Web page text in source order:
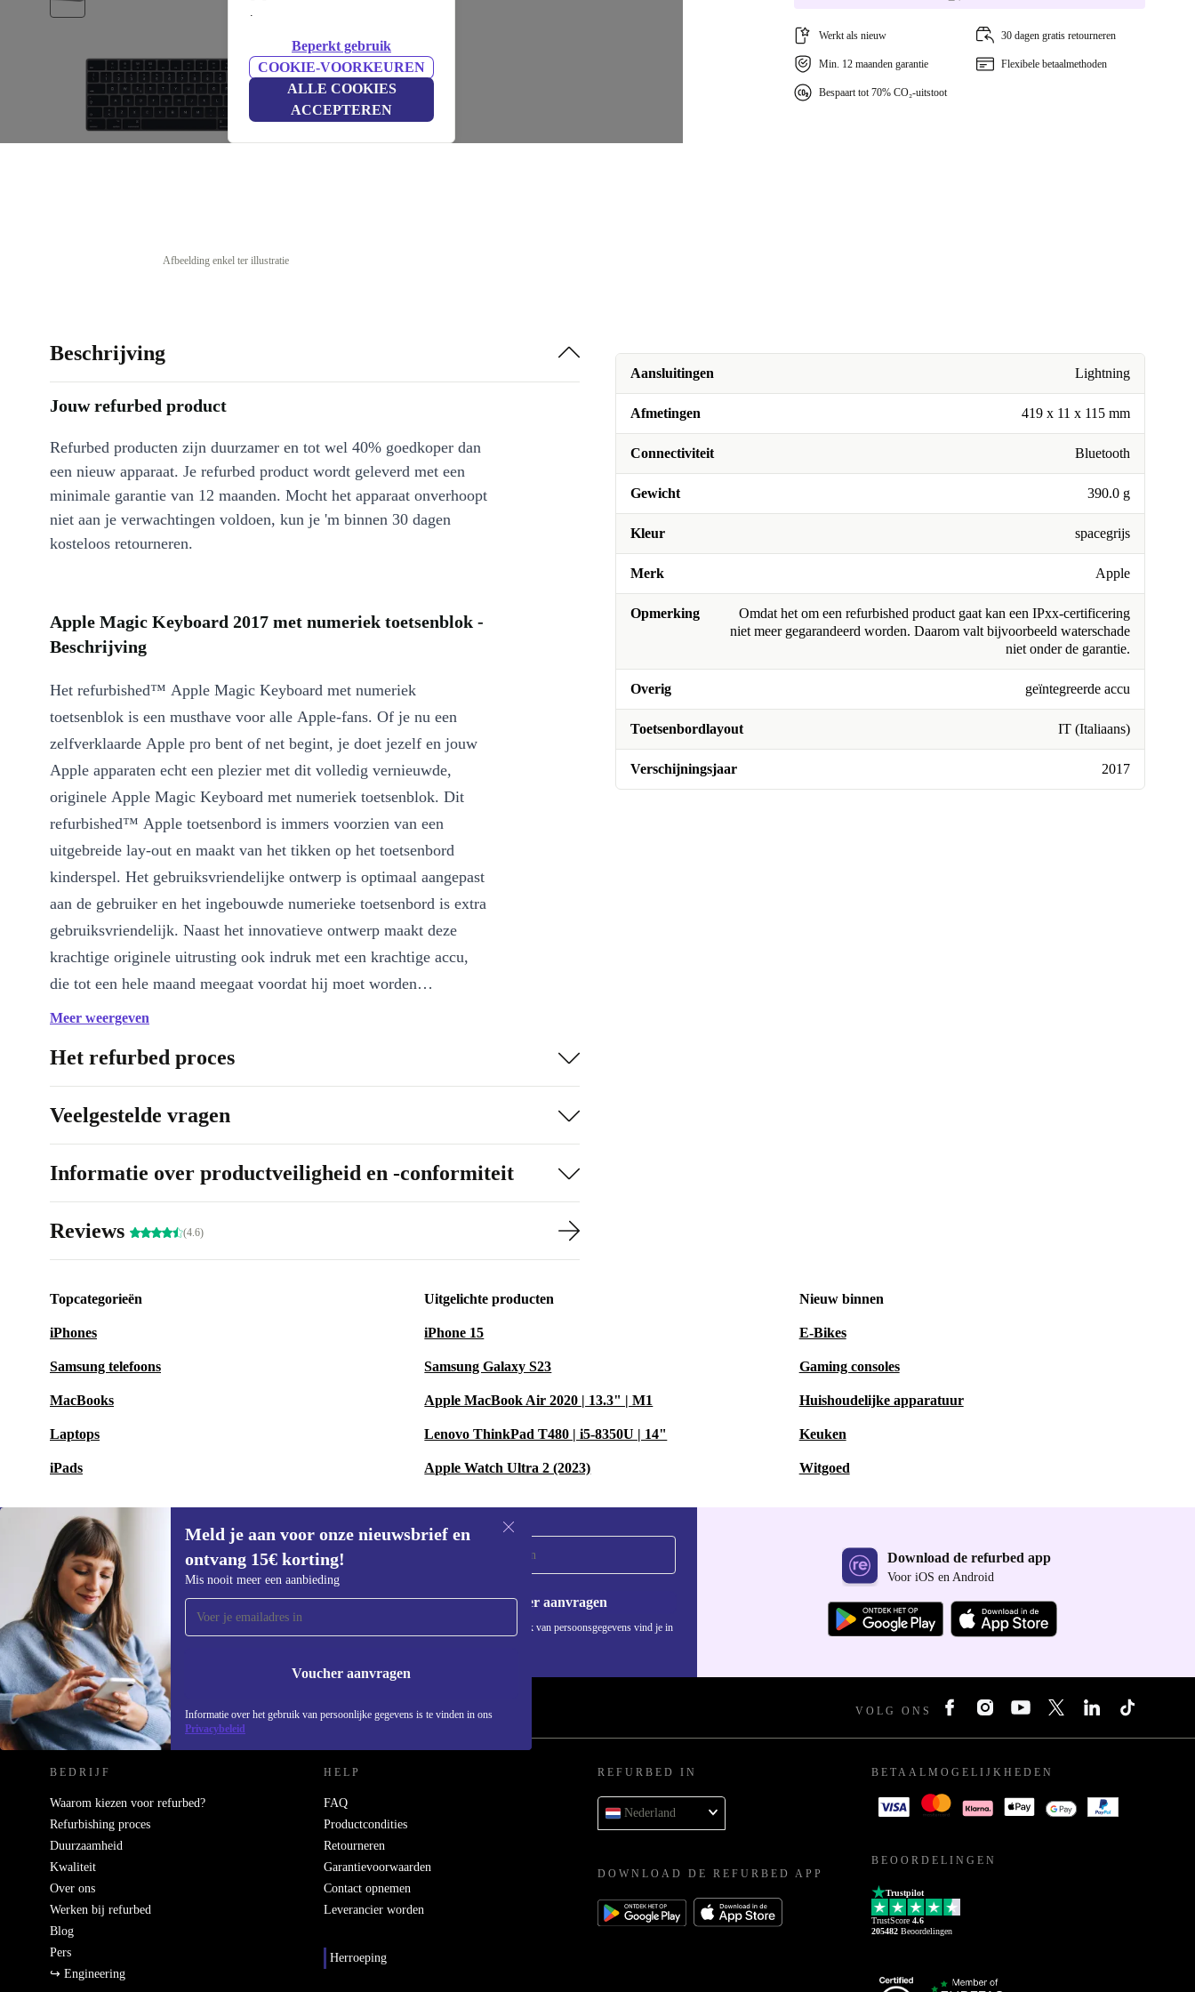
.
Beperkt gebruik
COOKIE-VOORKEUREN
ALLE COOKIES
ACCEPTEREN
Afbeelding enkel ter illustratie
Werkt als nieuw 30 dagen gratis retourneren
Min. 12 maanden garantie Flexibele betaalmethoden
Bespaart tot 70% CO₂-uitstoot
Aansluitingen Lightning
Afmetingen 419 x 11 x 115 mm
Connectiviteit Bluetooth
Gewicht 390.0 g
Kleur spacegrijs
Merk Apple
Opmerking
Omdat het om een refurbished product gaat kan een IPxx-certificering
niet meer gegarandeerd worden. Daarom valt bijvoorbeeld waterschade
niet onder de garantie.
Overig geïntegreerde accu
Toetsenbordlayout IT (Italiaans)
Verschijningsjaar 2017
Beschrijving
Jouw refurbed product
Refurbed producten zijn duurzamer en tot wel 40% goedkoper dan
een nieuw apparaat. Je refurbed product wordt geleverd met een
minimale garantie van 12 maanden. Mocht het apparaat onverhoopt
niet aan je verwachtingen voldoen, kun je 'm binnen 30 dagen
kosteloos retourneren.
Apple Magic Keyboard 2017 met numeriek toetsenblok -
Beschrijving
Het refurbished™ Apple Magic Keyboard met numeriek
toetsenblok is een musthave voor alle Apple-fans. Of je nu een
zelfverklaarde Apple pro bent of net begint, je doet jezelf en jouw
Apple apparaten echt een plezier met dit volledig vernieuwde,
originele Apple Magic Keyboard met numeriek toetsenblok. Dit
refurbished™ Apple toetsenbord is immers voorzien van een
uitgebreide lay-out en maakt van het tikken op het toetsenbord
kinderspel. Het gebruiksvriendelijke ontwerp is optimaal aangepast
aan de gebruiker en het ingebouwde numerieke toetsenbord is extra
gebruiksvriendelijk. Naast het innovatieve ontwerp maakt deze
krachtige originele uitrusting ook indruk met een krachtige accu,
die tot een hele maand meegaat voordat hij moet worden
opgeladen. Je kunt het refurbished™ Apple Magic Keyboard
iPod en de magie ervan binnen handbereik beleven.
Meer weergeven
Het refurbed proces
Veelgestelde vragen
Informatie over productveiligheid en -conformiteit
Reviews (4.6)
Topcategorieën
iPhones
Samsung telefoons
MacBooks
Laptops
iPads
Uitgelichte producten
iPhone 15
Samsung Galaxy S23
Apple MacBook Air 2020 | 13.3" | M1
Lenovo ThinkPad T480 | i5-8350U | 14"
Apple Watch Ultra 2 (2023)
Nieuw binnen
E-Bikes
Gaming consoles
Huishoudelijke apparatuur
Keuken
Witgoed
Meld je aan voor onze nieuwsbrief en
ontvang 15€ korting!
Mis nooit meer een aanbieding
Voucher aanvragen
Informatie over het gebruik van persoonlijke gegevens is te vinden in ons
Privacybeleid
Meld je aan voor onze nieuwsbrief en
ontvang €15 korting!
Mis nooit meer een aanbieding.
Voucher aanvragen
Informatie over het gebruik van persoonsgegevens vind je in
Download de refurbed app
Voor iOS en Android
REFURBED NEDERLAND - RETHINK NEW. VOLG ONS
BEDRIJF
Waarom kiezen voor refurbed?
Refurbishing proces
Duurzaamheid
Kwaliteit
Over ons
Werken bij refurbed
Blog
Pers
↪ Engineering
HELP
FAQ
Productcondities
Retourneren
Garantievoorwaarden
Contact opnemen
Leverancier worden
Herroeping
REFURBED IN
Nederland
DOWNLOAD DE REFURBED APP
BETAALMOGELIJKHEDEN
BEOORDELINGEN
Trustpilot
TrustScore 4.6
205482 Beoordelingen